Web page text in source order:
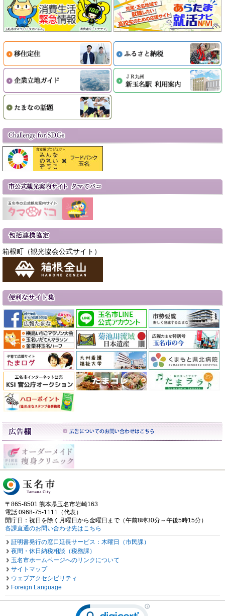
箱根町（観光協会公式サイト）
〒865-8501 熊本県玉名市岩崎163
電話:0968-75-1111（代表）
開庁日：祝日を除く月曜日から金曜日まで（午前8時30分～午後5時15分）
各課直通のお問い合わせ先はこちら
証明書発行の窓口延長サービス：木曜日（市民課）
夜間・休日納税相談（税務課）
玉名市ホームページへのリンクについて
サイトマップ
ウェブアクセシビリティ
Foreign Language